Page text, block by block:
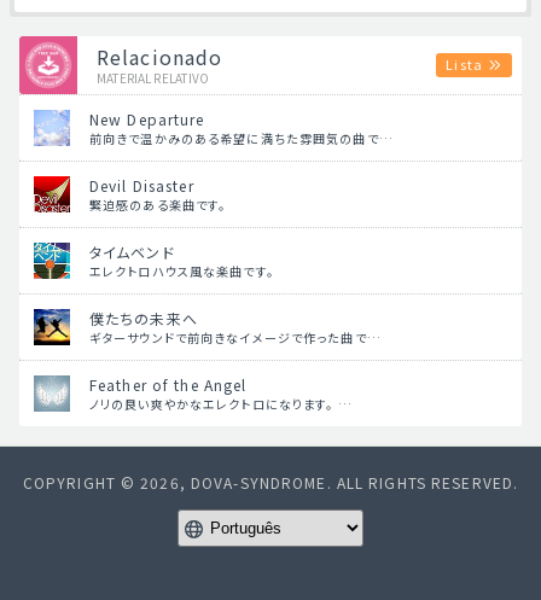
Relacionado
MATERIAL RELATIVO
Lista
New Departure
前向きで温かみのある希望に満ちた雰囲気の曲で…
Devil Disaster
緊迫感のある楽曲です。
タイムベンド
エレクトロハウス風な楽曲です。
僕たちの未来へ
ギターサウンドで前向きなイメージで作った曲で…
Feather of the Angel
ノリの良い爽やかなエレクトロになります。 …
COPYRIGHT © 2026, DOVA-SYNDROME. ALL RIGHTS RESERVED.